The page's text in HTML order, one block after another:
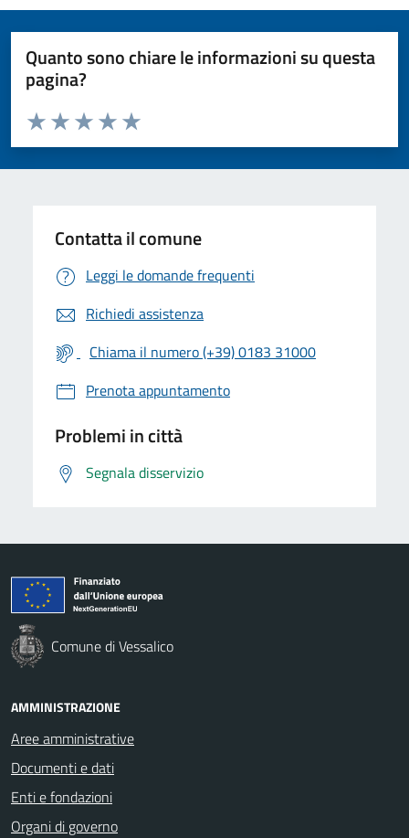
Quanto sono chiare le informazioni su questa
pagina?
Valuta da 1 a 5 stelle la pagina
Valuta 5 stelle su 5
Valuta 4 stelle su 5
Valuta 3 stelle su 5
Valuta 2 stelle su 5
Valuta 1 stelle su 5
Contatta il comune
Leggi le domande frequenti
Richiedi assistenza
Chiama il numero (+39) 0183 31000
Prenota appuntamento
Problemi in città
Segnala disservizio
Comune di Vessalico
AMMINISTRAZIONE
Aree amministrative
Documenti e dati
Enti e fondazioni
Organi di governo